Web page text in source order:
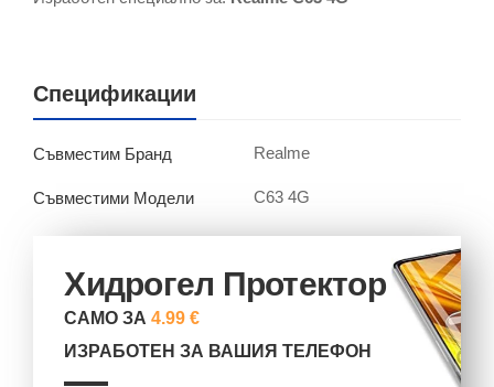
Спецификации
Съвместим Бранд Realme
Съвместими Модели C63 4G
Хидрогел Протектор
САМО ЗА4.99 €
ИЗРАБОТЕН ЗА ВАШИЯ ТЕЛЕФОН